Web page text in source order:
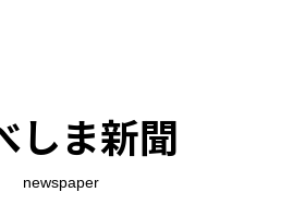
しま新聞
newspaper